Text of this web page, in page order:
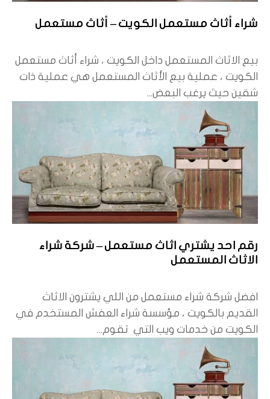
شراء أثاث مستعمل الكويت – أثاث مستعمل
بيع الاثاث المستعمل داخل الكويت ، شراء أثاث مستعمل
الكويت ، عملية بيع الأثاث المستعمل هي عملية ذات
شقين حيث يرغب البعض...
رقم احد يشتري اثاث مستعمل – شركة شراء
الاثاث المستعمل
افضل شركة شراء مستعمل من اللي يشترون الاثاث
القديم بالكويت ، مؤسسة شراء العفش المستخدم في
الكويت من خدمات ويب التي تقوم...